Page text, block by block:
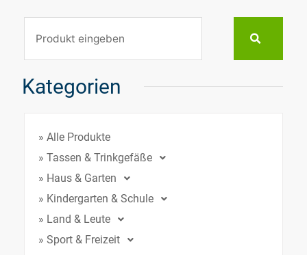
Kategorien
» Alle Produkte
» Tassen & Trinkgefäße
» Haus & Garten
» Kindergarten & Schule
» Land & Leute
» Sport & Freizeit